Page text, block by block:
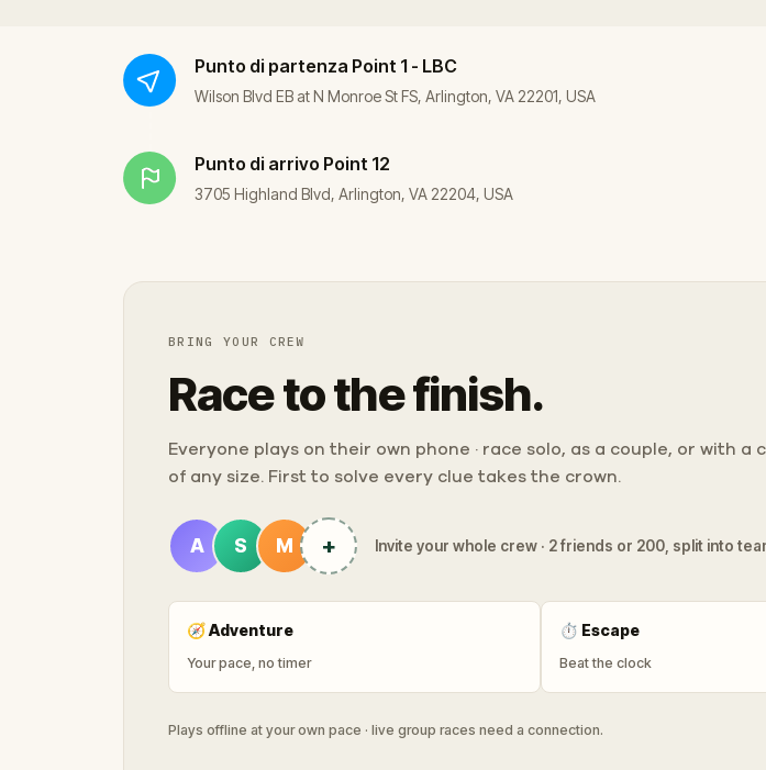
Punto di partenza Point 1 - LBC
Wilson Blvd EB at N Monroe St FS, Arlington, VA 22201, USA
Punto di arrivo Point 12
3705 Highland Blvd, Arlington, VA 22204, USA
BRING YOUR CREW
Race to the finish.
Everyone plays on their own phone · race solo, as a couple, or with a
of any size. First to solve every clue takes the crown.
A S M + Invite your whole crew · 2 friends or 200, split into
🧭Adventure
Your pace, no timer
⏱ Escape
Beat the clock
Plays offline at your own pace · live group races need a connection.